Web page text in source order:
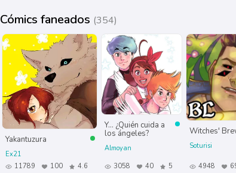
Cómics faneados (354)
Yakantuzura
Ex21
11789
100 4.6
Y... ¿Quién cuida a
los ángeles?
Almoyan
3058
40 5
Witches'
Soturisi
4948